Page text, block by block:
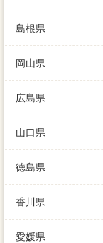
島根県
岡山県
広島県
山口県
徳島県
香川県
愛媛県